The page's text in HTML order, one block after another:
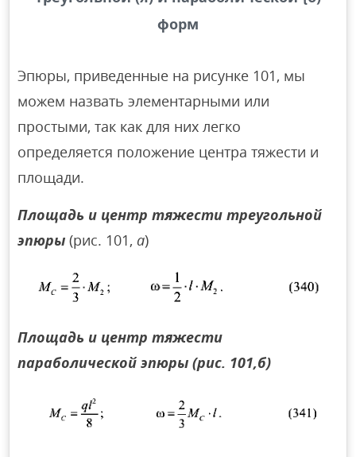
форм
Эпюры, приведенные на рисунке 101, мы
можем назвать элементарными или
простыми, так как для них легко
определяется положение центра тяжести и
площади.
Площадь и центр тяжести треугольной
эпюры(рис. 101, а)
Площадь и центр тяжести
параболической эпюры (рис. 101,б)